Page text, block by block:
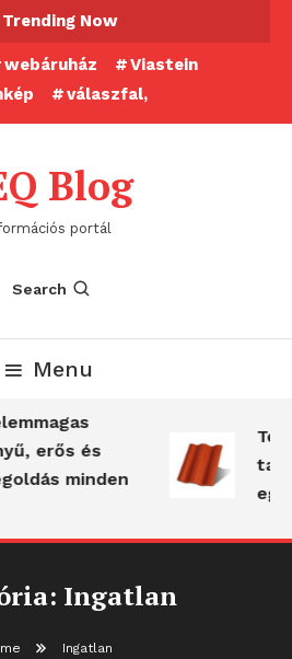
Trending Now
webáruház
Viastein
válaszfal,
Blog
portál
Search
Menu
erős és
minden
Ingatlan
Ingatlan